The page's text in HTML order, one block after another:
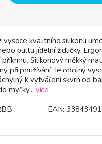
vysoce kvalitního silikonu
pultu jídelní židličky.
příkrmu. Silikonový měkký
při používání. Je odolný
k vytváření skvrn od
myčky... více
EAN: